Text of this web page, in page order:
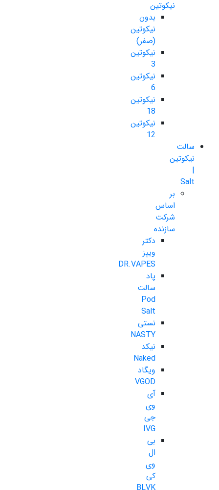
نیکوتین
بدون
نیکوتین
(صفر)
نیکوتین
3
نیکوتین
6
نیکوتین
18
نیکوتین
12
سالت
نیکوتین
|
Salt
بر
اساس
شرکت
سازنده
دکتر
ویپز
DR.VAPES
پاد
سالت
Pod
Salt
نستی
NASTY
نیکد
Naked
ویگاد
VGOD
آی
وی
جی
IVG
بی
ال
وی
کی